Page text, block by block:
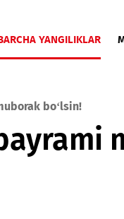
BARCHA
muborak bo‘lsin!